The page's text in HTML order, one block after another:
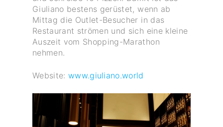
Giuliano bestens gerüstet, wenn ab
Mittag die Outlet-Besucher in das
Restaurant strömen und sich eine kleine
Auszeit vom Shopping-Marathon
nehmen.
Website:www.giuliano.world